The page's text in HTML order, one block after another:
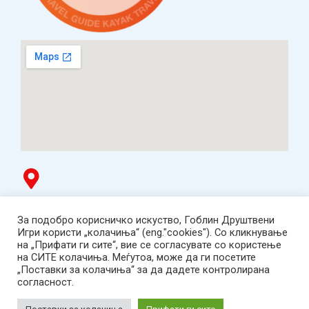
ТЦ Буњаковец - 1. кат, Скопје.
Tел: 078 669 482
Работно време: пон-пет 12:00-19:00 /саб 12:00-17:00
2001-2026 Goblin Games, All Rights Reserved.
Гоблин ДОО, Скопје. Даночен број:
За подобро корисничко искуство, Гоблин Друштвени
Игри користи „колачиња“ (eng."cookies"). Со кликнување
на „Прифати ги сите“, вие се согласувате со користење
на СИТЕ колачиња. Меѓутоа, може да ги посетите
„Поставки за колачиња“ за да дадете контролирана
согласност.